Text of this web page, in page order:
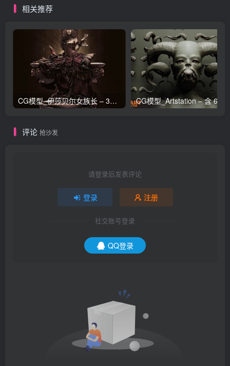
相关推荐
CG模型_伊莎贝尔女族长 – 3D 模型_CGART_模型下载
评论 抢沙发
请登录后发表评论
登录 注册
社交账号登录
QQ登录